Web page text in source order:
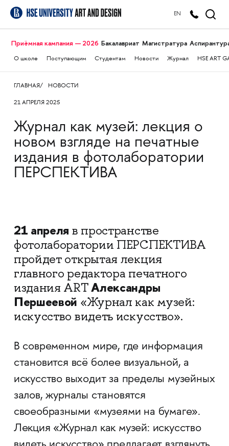
EN
Приёмная кампания — 2026 Бакалавриат Магистратура
О школе Поступающим Студентам Новости Журнал HSE ART
ГЛАВНАЯ НОВОСТИ
21 АПРЕЛЯ 2025
Журнал как музей: лекция о
новом взгляде на печатные
издания в фотолаборатории
ПЕРСПЕКТИВА
21 апреля в пространстве
фотолаборатории ПЕРСПЕКТИВА
пройдет открытая лекция
главного редактора печатного
издания ARTАлександры
Першеевой «Журнал как музей:
искусство видеть искусство».
В современном мире, где информация
становится всё более визуальной, а
искусство выходит за пределы музейных
залов, журналы становятся
своеобразными «музеями на бумаге».
Лекция «Журнал как музей: искусство